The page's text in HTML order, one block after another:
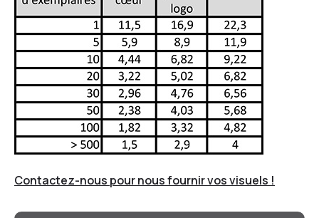
Contactez-nous pour nous fournir vos visuels !